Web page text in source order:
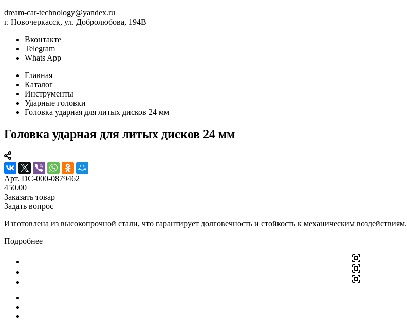
dream-car-technology@yandex.ru
г. Новочеркасск, ул. Добролюбова, 194В
Вконтакте
Telegram
Whats App
Главная
Каталог
Инструменты
Ударные головки
Головка ударная для литых дисков 24 мм
Головка ударная для литых дисков 24 мм
Арт. DC-000-0879462
450.00
Заказать товар
Задать вопрос
Изготовлена из высокопрочной стали, что гарантирует долговечность и стойкость к механическим воздействиям.
Подробнее